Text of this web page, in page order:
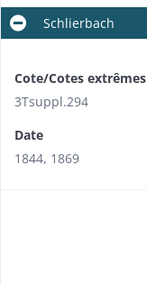
Schlierbach
Cote/Cotes extrêmes
3Tsuppl.294
Date
1844, 1869